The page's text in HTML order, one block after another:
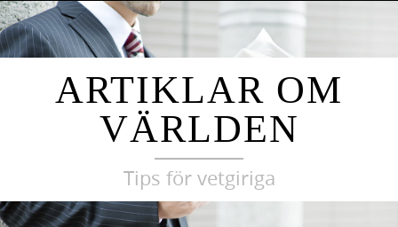
Skip
to
content
ARTIKLAR OM
VÄRLDEN
Tips för vetgiriga